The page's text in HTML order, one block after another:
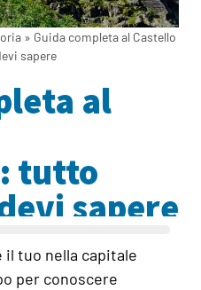
» Guida completa al Castello
sapere
al
tutto
sapere
tuo nella capitale
per conoscere